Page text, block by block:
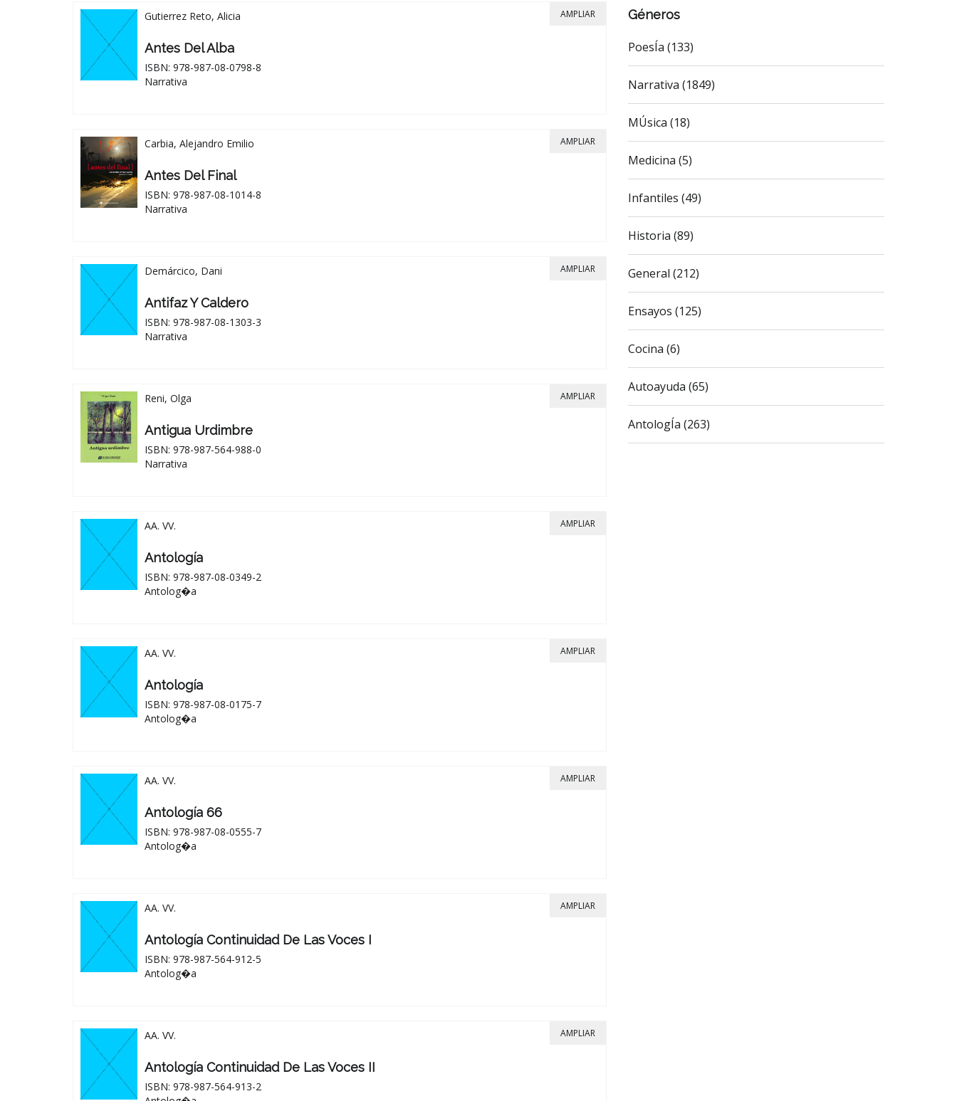
Gutierrez Reto, Alicia
Antes Del Alba
ISBN: 978-987-08-0798-8
Narrativa
AMPLIAR
Carbia, Alejandro Emilio
Antes Del Final
ISBN: 978-987-08-1014-8
Narrativa
AMPLIAR
Demárcico, Dani
Antifaz Y Caldero
ISBN: 978-987-08-1303-3
Narrativa
AMPLIAR
Reni, Olga
Antigua Urdimbre
ISBN: 978-987-564-988-0
Narrativa
AMPLIAR
AA. VV.
Antología
ISBN: 978-987-08-0349-2
Antolog�a
AMPLIAR
AA. VV.
Antología
ISBN: 978-987-08-0175-7
Antolog�a
AMPLIAR
AA. VV.
Antología 66
ISBN: 978-987-08-0555-7
Antolog�a
AMPLIAR
AA. VV.
Antología Continuidad De Las Voces I
ISBN: 978-987-564-912-5
Antolog�a
AMPLIAR
AA. VV.
Antología Continuidad De Las Voces II
ISBN: 978-987-564-913-2
AMPLIAR
Géneros
PoesÍa (133)
Narrativa (1849)
MÚsica (18)
Medicina (5)
Infantiles (49)
Historia (89)
General (212)
Ensayos (125)
Cocina (6)
Autoayuda (65)
AntologÍa (263)